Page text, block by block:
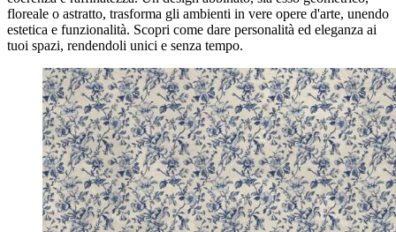
floreale o astratto, trasforma gli ambienti in vere opere d'arte, unendo
estetica e funzionalità. Scopri come dare personalità ed eleganza ai
tuoi spazi, rendendoli unici e senza tempo.